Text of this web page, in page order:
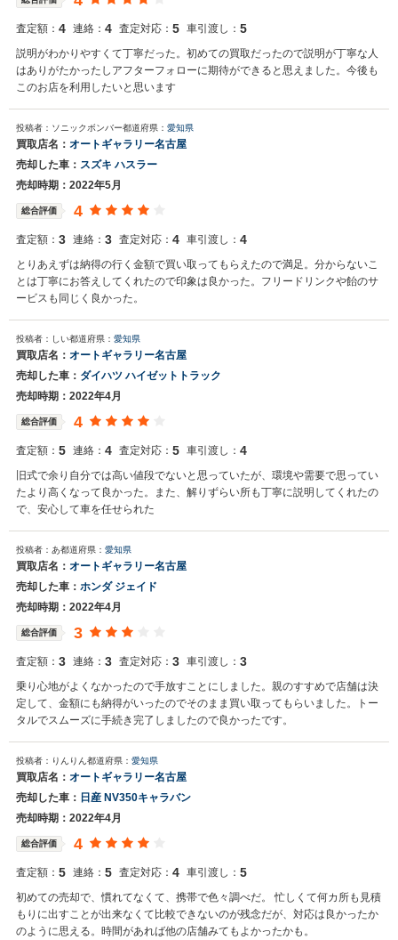
査定額： 4 連絡： 4 査定対応： 5 車引渡し： 5
説明がわかりやすくて丁寧だった。初めての買取だったので説明が丁寧な人
はありがたかったしアフターフォローに期待ができると思えました。今後も
このお店を利用したいと思います
投稿者：ソニックボンバー都道府県： 愛知県
買取店名： オートギャラリー名古屋
売却した車： スズキ ハスラー
売却時期：2022年5月
総合評価 4
査定額： 3 連絡： 3 査定対応： 4 車引渡し： 4
とりあえずは納得の行く金額で買い取ってもらえたので満足。分からないこ
とは丁寧にお答えしてくれたので印象は良かった。フリードリンクや飴のサ
ービスも同じく良かった。
投稿者：しい都道府県： 愛知県
買取店名： オートギャラリー名古屋
売却した車： ダイハツ ハイゼットトラック
売却時期：2022年4月
総合評価 4
査定額： 5 連絡： 4 査定対応： 5 車引渡し： 4
旧式で余り自分では高い値段でないと思っていたが、環境や需要で思ってい
たより高くなって良かった。また、解りずらい所も丁寧に説明してくれたの
で、安心して車を任せられた
投稿者：あ都道府県： 愛知県
買取店名： オートギャラリー名古屋
売却した車： ホンダ ジェイド
売却時期：2022年4月
総合評価 3
査定額： 3 連絡： 3 査定対応： 3 車引渡し： 3
乗り心地がよくなかったので手放すことにしました。親のすすめで店舗は決
定して、金額にも納得がいったのでそのまま買い取ってもらいました。トー
タルでスムーズに手続き完了しましたので良かったです。
投稿者：りんりん都道府県： 愛知県
買取店名： オートギャラリー名古屋
売却した車： 日産 NV350キャラバン
売却時期：2022年4月
総合評価 4
査定額： 5 連絡： 5 査定対応： 4 車引渡し： 5
初めての売却で、慣れてなくて、携帯で色々調べだ。 忙しくて何カ所も見積
もりに出すことが出来なくて比較できないのが残念だが、対応は良かったか
のように思える。時間があれば他の店舗みてもよかったかも。